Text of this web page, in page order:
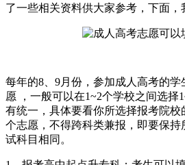
了一些相关资料供大家参考，下面，
每年的8、9月份，参加成人高考的
愿 ，一般可以在1~2个学校之间选择
有统一，具体要看你所选择报考院校
个志愿，不得跨科类兼报，即要保
试科目相同。